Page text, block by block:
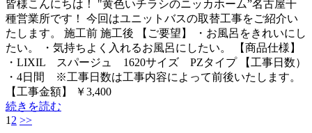
皆様こんにちは！ "黄色いチラシのニッカホーム”名古屋千
種営業所です！ 今回はユニットバスの取替工事をご紹介い
たします。 施工前 施工後 【ご要望】 ・お風呂をきれいにし
たい。 ・気持ちよく入れるお風呂にしたい。 【商品仕様】
・LIXIL スパージュ 1620サイズ PZタイプ 【工事日数）
・4日間 ※工事日数は工事内容によって前後いたします。
【工事金額】 ￥3,400
続きを読む
1 2 >>